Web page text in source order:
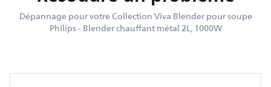
Dépannage pour votre Collection Viva Blender pour soupe
Philips - Blender chauffant métal 2L, 1000W